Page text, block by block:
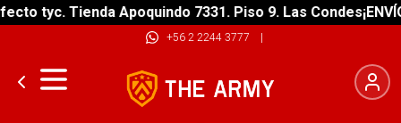
tyc. Tienda Apoquindo 7331. Piso 9. Las Condes
+56 2 2244 3777 |